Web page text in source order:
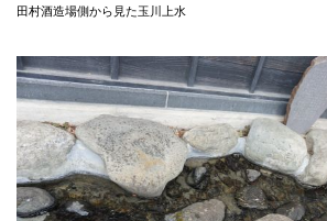
田村酒造場側から見た玉川上水